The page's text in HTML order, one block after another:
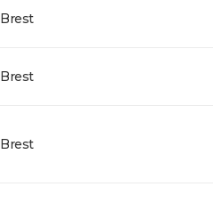
Brest
Brest
Brest